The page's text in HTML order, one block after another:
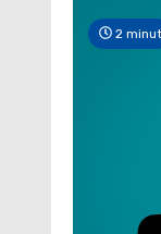
2 minut